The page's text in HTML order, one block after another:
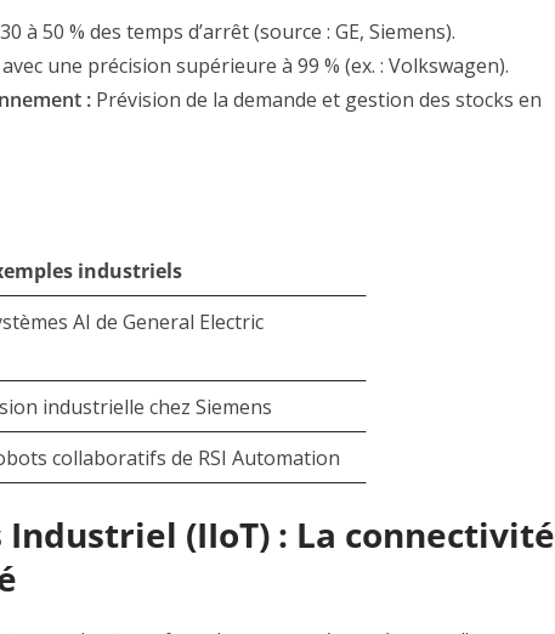
à 50 % des temps d’arrêt (source : GE, Siemens).
une précision supérieure à 99 % (ex. : Volkswagen).
: Prévision de la demande et gestion des stocks en
industriels
AI de General Electric
industrielle chez Siemens
collaboratifs de RSI Automation
Industriel (IIoT) : La connectivité